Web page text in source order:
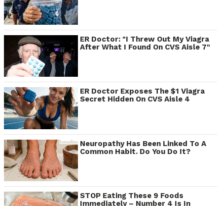
ER Doctor: "I Threw Out My Viagra
After What I Found On CVS Aisle 7"
ER Doctor Exposes The $1 Viagra
Secret Hidden On CVS Aisle 4
Neuropathy Has Been Linked To A
Common Habit. Do You Do It?
STOP Eating These 9 Foods
Immediately – Number 4 Is In